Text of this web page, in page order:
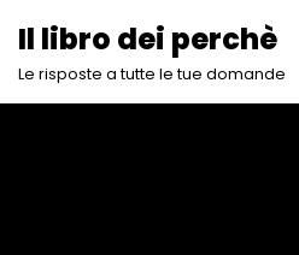
Vai
Il libro dei perchè
Le risposte a tutte le tue domande